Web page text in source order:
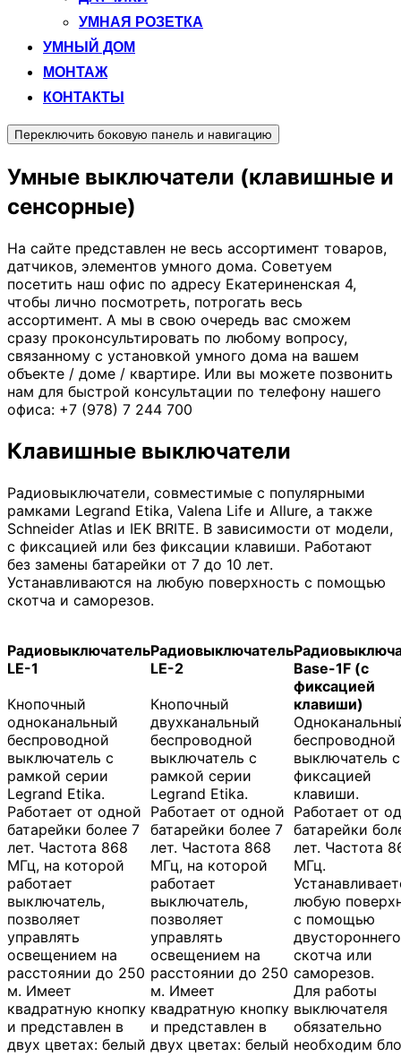
УМНАЯ РОЗЕТКА
УМНЫЙ ДОМ
МОНТАЖ
КОНТАКТЫ
Переключить боковую панель и навигацию
Умные выключатели (клавишные и
сенсорные)
На сайте представлен не весь ассортимент товаров,
датчиков, элементов умного дома. Советуем
посетить наш офис по адресу Екатериненская 4,
чтобы лично посмотреть, потрогать весь
ассортимент. А мы в свою очередь вас сможем
сразу проконсультировать по любому вопросу,
связанному с установкой умного дома на вашем
объекте / доме / квартире. Или вы можете позвонить
нам для быстрой консультации по телефону нашего
офиса: +7 (978) 7 244 700
Клавишные выключатели
Радиовыключатели, совместимые с популярными
рамками Legrand Etika, Valena Life и Allure, а также
Schneider Atlas и IEK BRITE. В зависимости от модели,
с фиксацией или без фиксации клавиши. Работают
без замены батарейки от 7 до 10 лет.
Устанавливаются на любую поверхность с помощью
скотча и саморезов.
Радиовыключатель
LE-1
Кнопочный
одноканальный
беспроводной
выключатель с
рамкой серии
Legrand Etika.
Работает от одной
батарейки более 7
лет. Частота 868
МГц, на которой
работает
выключатель,
позволяет
управлять
освещением на
расстоянии до 250
м. Имеет
квадратную кнопку
и представлен в
двух цветах: белый
Радиовыключатель
LE-2
Кнопочный
двухканальный
беспроводной
выключатель с
рамкой серии
Legrand Etika.
Работает от одной
батарейки более 7
лет. Частота 868
МГц, на которой
работает
выключатель,
позволяет
управлять
освещением на
расстоянии до 250
м. Имеет
квадратную кнопку
и представлен в
двух цветах: белый
Base-1F (c
фиксацией
клавиши)
беспроводной
выключатель c
фиксацией
клавиши.
Работает от
батарейки
лет. Частота
МГц.
любую
с помощью
двустороннего
скотча или
саморезов.
Для работы
выключателя
обязательно
необходим